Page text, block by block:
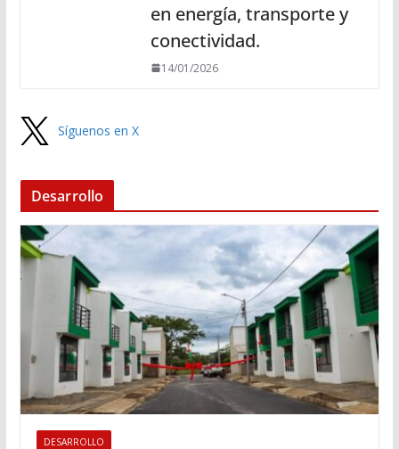
en energía, transporte y
conectividad.
14/01/2026
Síguenos en X
Desarrollo
DESARROLLO